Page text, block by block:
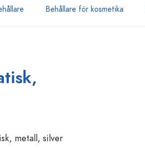
Behållare för kosmetika
Sprayflaskor